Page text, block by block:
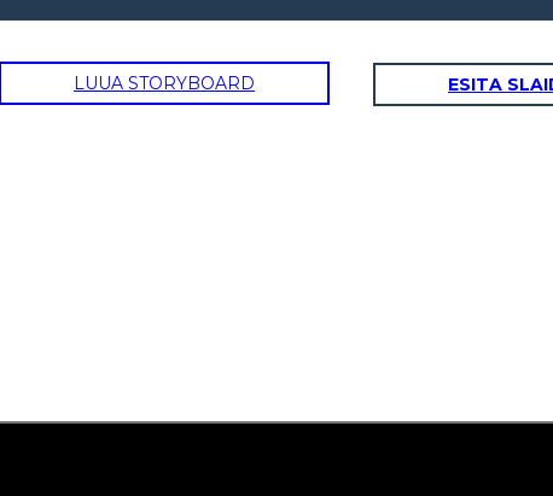
LUUA STORYBOARD ESITA